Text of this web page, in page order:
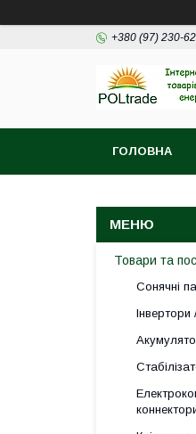
+380 (97) 230-
ГОЛОВНА
Товари та
Сонячні